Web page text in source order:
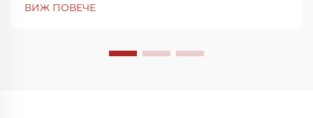
прецизността на производството —
ВИЖ ПОВЕЧЕ